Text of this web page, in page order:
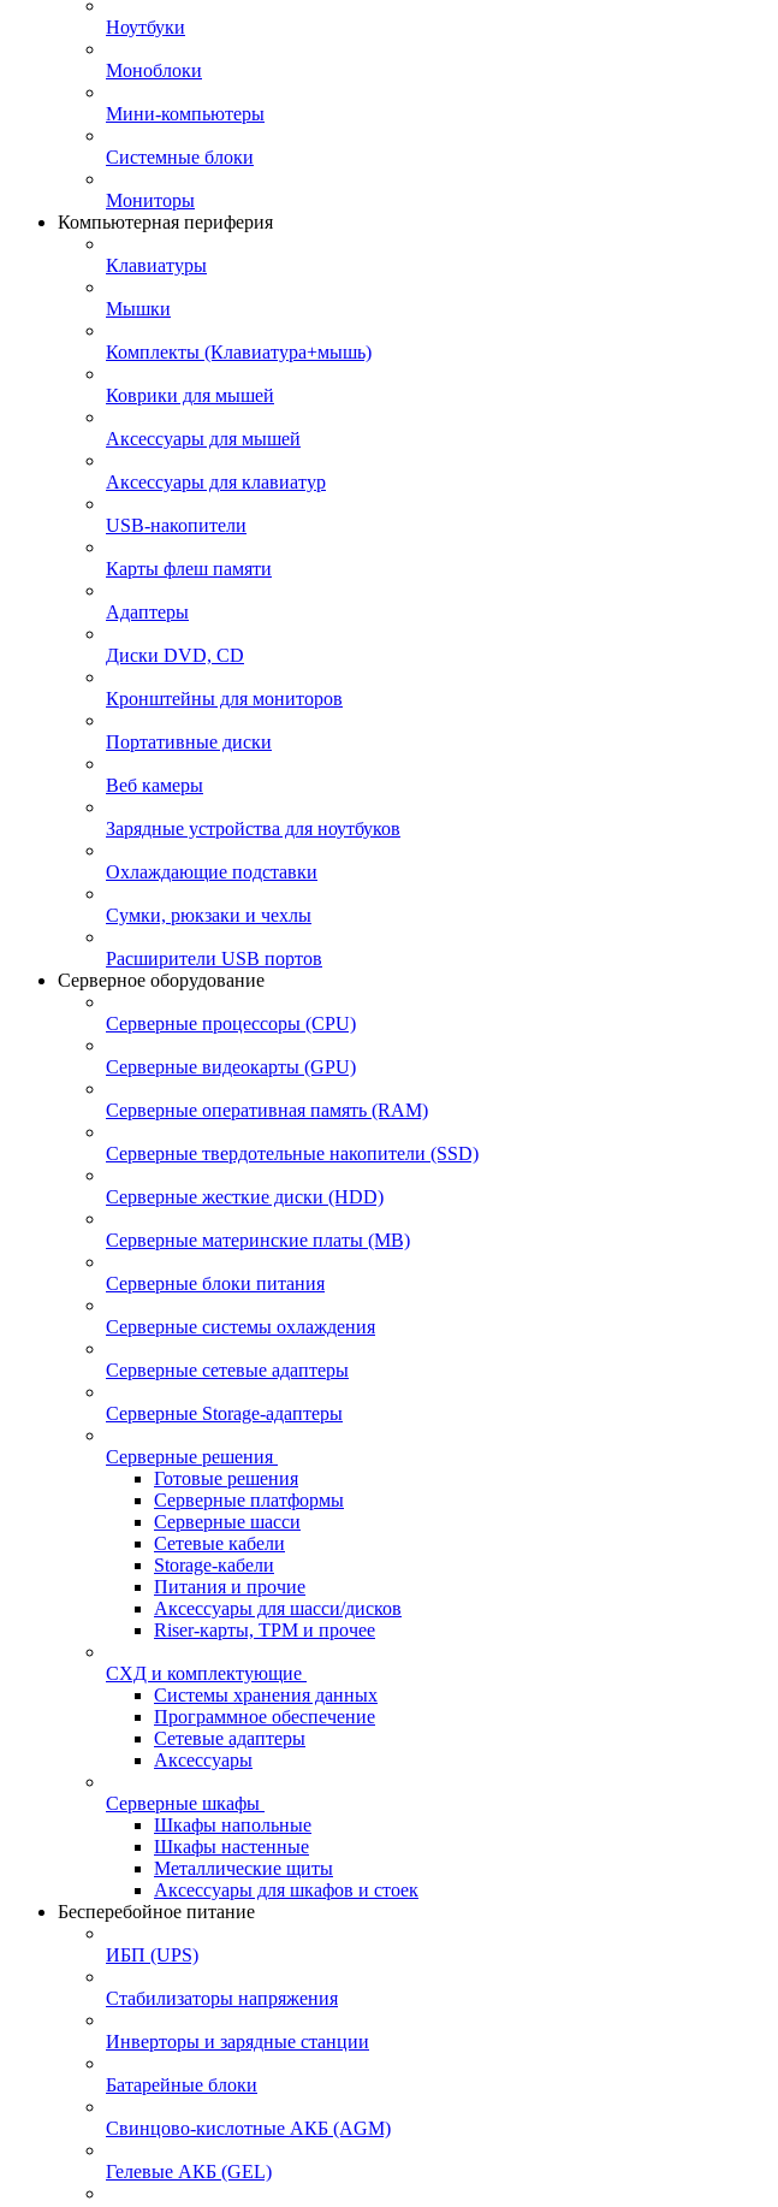
Ноутбуки
Моноблоки
Мини-компьютеры
Системные блоки
Мониторы
Компьютерная периферия
Клавиатуры
Мышки
Комплекты (Клавиатура+мышь)
Коврики для мышей
Аксессуары для мышей
Аксессуары для клавиатур
USB-накопители
Карты флеш памяти
Адаптеры
Диски DVD, CD
Кронштейны для мониторов
Портативные диски
Веб камеры
Зарядные устройства для ноутбуков
Охлаждающие подставки
Сумки, рюкзаки и чехлы
Расширители USB портов
Серверное оборудование
Серверные процессоры (CPU)
Серверные видеокарты (GPU)
Серверные оперативная память (RAM)
Серверные твердотельные накопители (SSD)
Серверные жесткие диски (HDD)
Серверные материнские платы (MB)
Серверные блоки питания
Серверные системы охлаждения
Серверные сетевые адаптеры
Серверные Storage-адаптеры
Серверные решения
Готовые решения
Серверные платформы
Серверные шасси
Сетевые кабели
Storage-кабели
Питания и прочие
Аксессуары для шасси/дисков
Riser-карты, TPM и прочее
СХД и комплектующие
Системы хранения данных
Программное обеспечение
Сетевые адаптеры
Аксессуары
Серверные шкафы
Шкафы напольные
Шкафы настенные
Металлические щиты
Аксессуары для шкафов и стоек
Бесперебойное питание
ИБП (UPS)
Стабилизаторы напряжения
Инверторы и зарядные станции
Батарейные блоки
Свинцово-кислотные АКБ (AGM)
Гелевые АКБ (GEL)